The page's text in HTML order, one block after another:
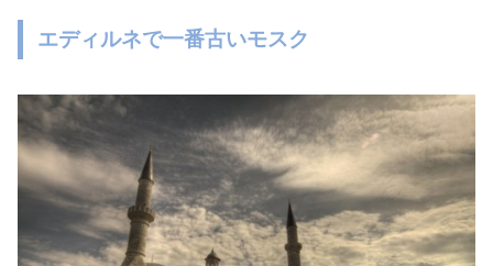
エディルネで一番古いモスク